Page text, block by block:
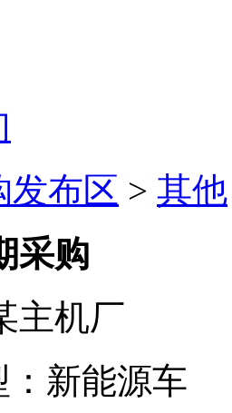
发布区 > 其他
采购
主机厂
新能源车